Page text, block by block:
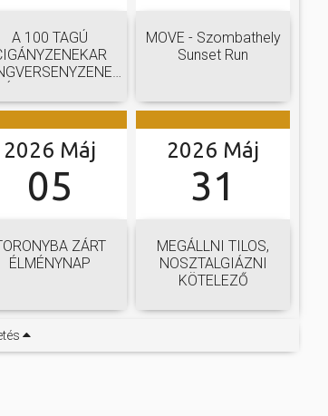
A 100 TAGÚ
MOVE - Szombathely
Sunset Run
2026 Máj
05
ZÁRT
ÉLMÉNYNAP
2026 Máj
31
MEGÁLLNI TILOS,
NOSZTALGIÁZNI
KÖTELEZŐ